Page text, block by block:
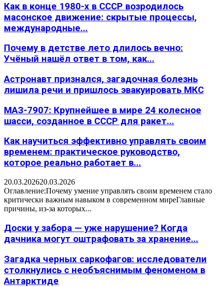
Как в конце 1980-х в СССР возродилось
масонское движение: скрытые процессы,
международные...
Почему в детстве лето длилось вечно:
Учёный нашёл ответ в том, как...
Астронавт признался, загадочная болезнь
лишила речи и пришлось эвакуировать МКС
МАЗ-7907: Крупнейшее в мире 24 колесное
шасси, созданное в СССР для ракет...
Как научиться эффективно управлять своим
временем: практическое руководство,
которое реально работает в...
20.03.202620.03.2026
Оглавление:Почему умение управлять своим временем стало
критически важным навыком в современном миреГлавные
причины, из-за которых...
Доски у забора — уже нарушение? Когда
дачника могут оштрафовать за хранение...
Загадка черных саркофагов: исследователи
столкнулись с необъяснимым феноменом в
Антарктиде